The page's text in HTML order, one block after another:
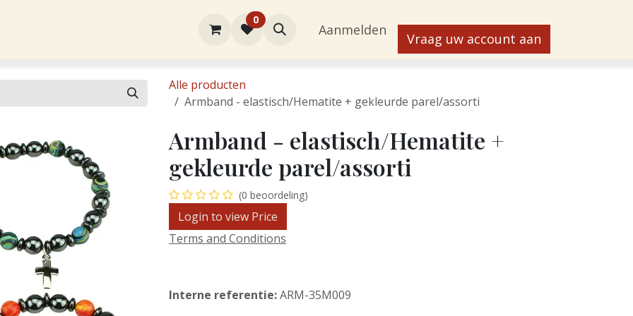
Contact
0
Aanmelden
Vraag uw account aan
Alle producten
Armband - elastisch/Hematite + gekleurde parel/assorti
Armband - elastisch/Hematite +
gekleurde parel/assorti
(0 beoordeling)
Login to view Price
Terms and Conditions
Interne referentie:ARM-35M009